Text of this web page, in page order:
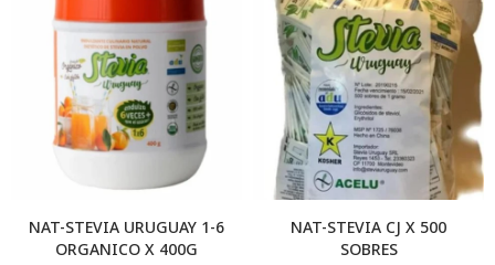
NAT-STEVIA URUGUAY 1-6
ORGANICO X 400G
NAT-STEVIA CJ X 500
SOBRES